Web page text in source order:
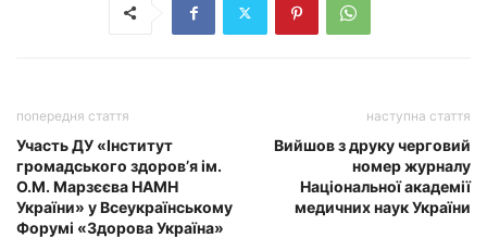
попередня стаття
Участь ДУ «Інститут
громадського здоров’я ім.
О.М. Марзєєва НАМН
України» у Всеукраїнському
Форумі «Здорова Україна»
наступна стаття
Вийшов з друку черговий
номер журналу
Національної академії
медичних наук України